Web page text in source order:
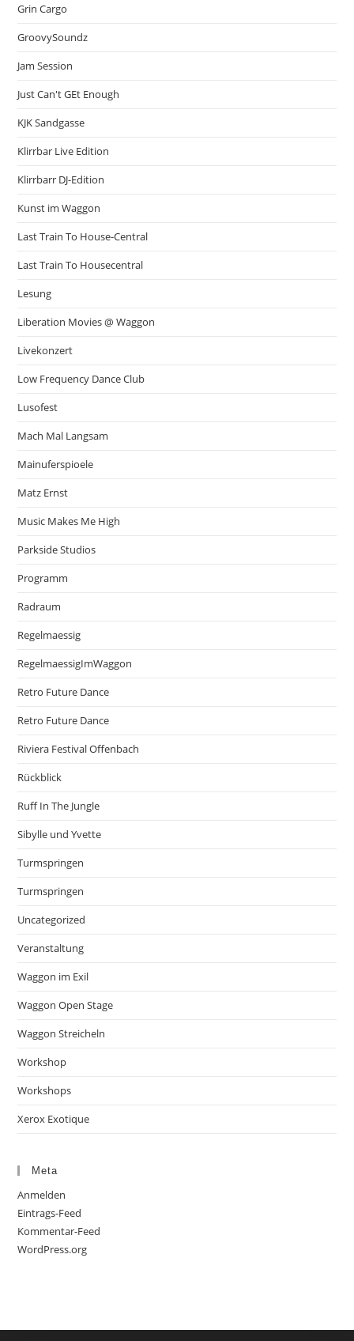
Grin Cargo
GroovySoundz
Jam Session
Just Can't GEt Enough
KJK Sandgasse
Klirrbar Live Edition
Klirrbarr DJ-Edition
Kunst im Waggon
Last Train To House-Central
Last Train To Housecentral
Lesung
Liberation Movies @ Waggon
Livekonzert
Low Frequency Dance Club
Lusofest
Mach Mal Langsam
Mainuferspioele
Matz Ernst
Music Makes Me High
Parkside Studios
Programm
Radraum
Regelmaessig
RegelmaessigImWaggon
Retro Future Dance
Retro Future Dance
Riviera Festival Offenbach
Rückblick
Ruff In The Jungle
Sibylle und Yvette
Turmspringen
Turmspringen
Uncategorized
Veranstaltung
Waggon im Exil
Waggon Open Stage
Waggon Streicheln
Workshop
Workshops
Xerox Exotique
Meta
Anmelden
Eintrags-Feed
Kommentar-Feed
WordPress.org